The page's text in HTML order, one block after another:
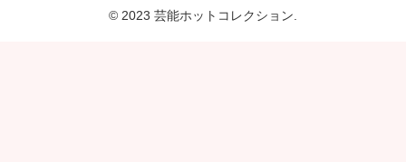
© 2023 芸能ホットコレクション.